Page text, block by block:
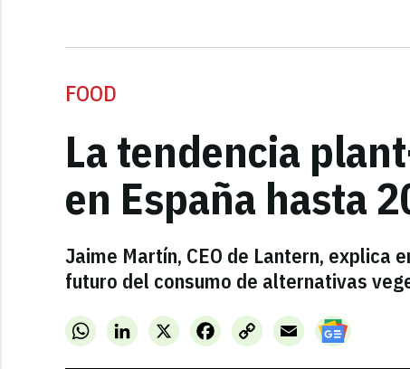
FOOD
La tendencia
en España hasta
Jaime Martín, CEO de Lantern, explica
futuro del consumo de alternativas
WhatsAppLinkedInX FacebookCopy
Link
Email